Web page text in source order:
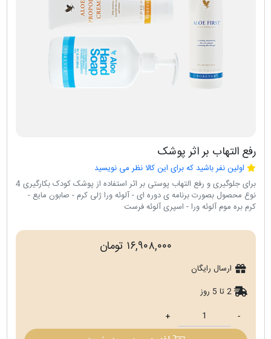
رفع التهاب بر اثر پوشک
اولین نفر باشید که برای این کالا نظر می نویسید
برای جلوگیری و رفع التهاب پوستی بر اثر استفاده از پوشک کودک بکارگیری 4
نوع محصول بصورت برنامه ی دوره ای - آلوئه ورا ژلی کرم - صابون مایع -
کرم بره موم آلوئه ورا - اسپری آلوئه فرست
۱۶,۹۰۸,۰۰۰ تومان
ارسال رایگان
2 تا 5 روز
-
+